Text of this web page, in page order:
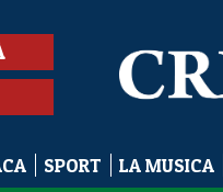
SPORT LA MUSICA